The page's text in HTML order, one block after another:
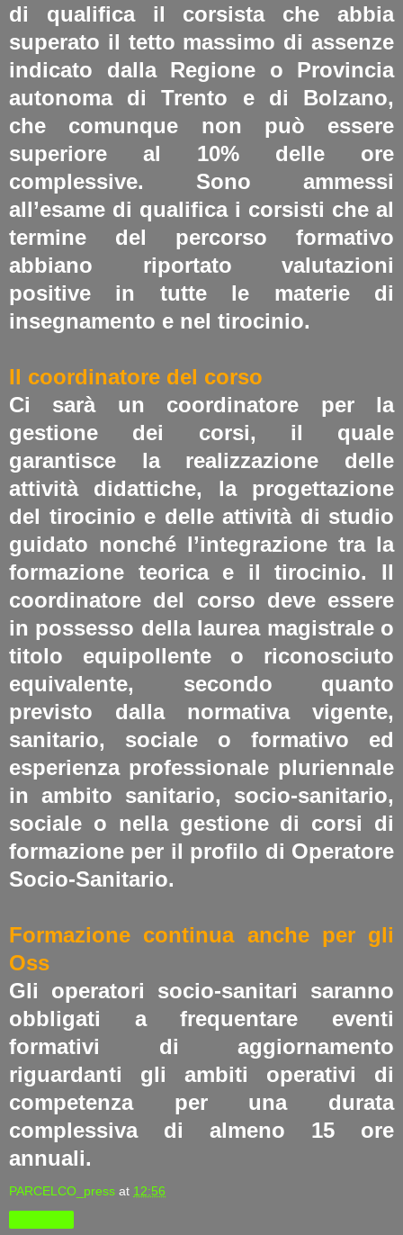
di qualifica il corsista che abbia
superato il tetto massimo di assenze
indicato dalla Regione o Provincia
autonoma di Trento e di Bolzano,
che comunque non può essere
superiore al 10% delle ore
complessive. Sono ammessi
all’esame di qualifica i corsisti che al
termine del percorso formativo
abbiano riportato valutazioni
positive in tutte le materie di
insegnamento e nel tirocinio.
Il coordinatore del corso
Ci sarà un coordinatore per la
gestione dei corsi, il quale
garantisce la realizzazione delle
attività didattiche, la progettazione
del tirocinio e delle attività di studio
guidato nonché l’integrazione tra la
formazione teorica e il tirocinio. Il
coordinatore del corso deve essere
in possesso della laurea magistrale o
titolo equipollente o riconosciuto
equivalente, secondo quanto
previsto dalla normativa vigente,
sanitario, sociale o formativo ed
esperienza professionale pluriennale
in ambito sanitario, socio-sanitario,
sociale o nella gestione di corsi di
formazione per il profilo di Operatore
Socio-Sanitario.
Formazione continua anche per gli
Oss
Gli operatori socio-sanitari saranno
obbligati a frequentare eventi
formativi di aggiornamento
riguardanti gli ambiti operativi di
competenza per una durata
complessiva di almeno 15 ore
annuali.
PARCELCO_press at 12:56